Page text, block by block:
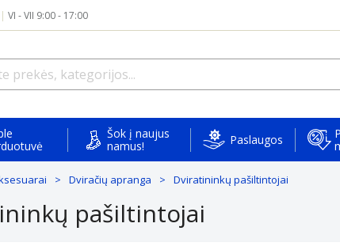
| VI - VII 9:00 - 17:00
Šok į naujus
namus!
Paslaugos
Dviračių apranga Dviratininkų pašiltintojai
pašiltintojai